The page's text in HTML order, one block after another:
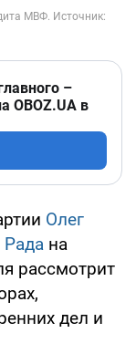
–
OBOZ.UA в
Олег
Рада на
рассмотрит
дел и